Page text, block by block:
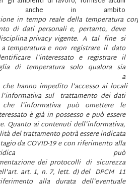
anche in ambito
in tempo reale della temperatura
di dati personali e, pertanto, deve
privacy vigente. A tal fine si
a temperatura e non registrare il dato
l'interessato e registrare il
di temperatura solo qualora sia
a
hanno impedito l'accesso ai locali
sul trattamento dei dati
l'informativa può omettere le
è già in possesso e può essere
Quanto ai contenuti dell'informativa,
del trattamento potrà essere indicata
da COVID-19 e con riferimento alla
può
dei protocolli di sicurezza
art. 1, n. 7, lett. d) del DPCM 11
alla durata dell'eventuale